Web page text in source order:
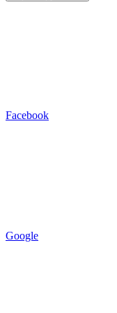
Facebook
Google